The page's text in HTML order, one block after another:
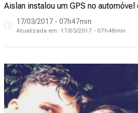
Aislan instalou um GPS no automóvel
17/03/2017 - 07h47min
Atualizada em: 17/03/2017 - 07h48min